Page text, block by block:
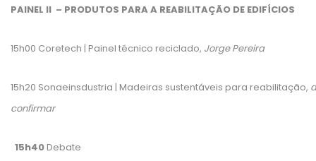
PAINEL II – PRODUTOS PARA A REABILITAÇÃO DE EDIFÍCIOS
15h00 Coretech | Painel técnico reciclado, Jorge Pereira
15h20 Sonaeinsdustria | Madeiras sustentáveis para reabilitação, a
confirmar
15h40 Debate